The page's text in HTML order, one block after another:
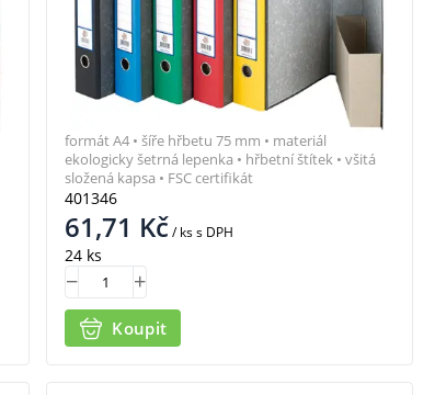
401346
61,71 Kč/ kss DPH
24 ks
Koupit
formát A4 • šíře hřbetu 75 mm • materiál
ekologicky šetrná lepenka • hřbetní štítek • všitá
složená kapsa • FSC certifikát